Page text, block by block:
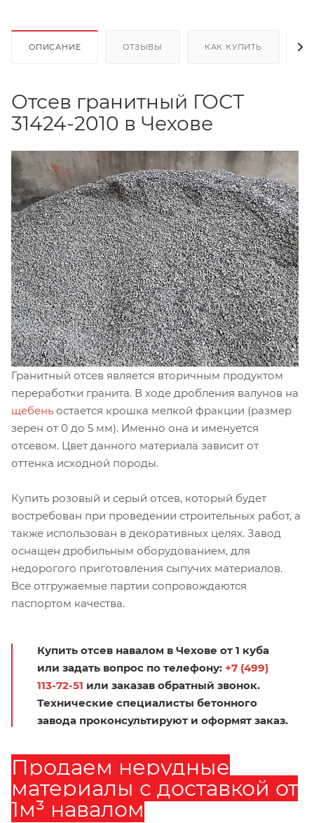
ОПИСАНИЕ ОТЗЫВЫ КАК КУПИТЬ
Отсев гранитный ГОСТ
31424-2010 в Чехове
Гранитный отсев является вторичным продуктом
переработки гранита. В ходе дробления валунов на
щебень остается крошка мелкой фракции (размер
зерен от 0 до 5 мм). Именно она и именуется
отсевом. Цвет данного материала зависит от
оттенка исходной породы.
Купить розовый и серый отсев, который будет
востребован при проведении строительных работ, а
также использован в декоративных целях. Завод
оснащен дробильным оборудованием, для
недорогого приготовления сыпучих материалов.
Все отгружаемые партии сопровождаются
паспортом качества.
Купить отсев навалом в Чехове от 1 куба
или задать вопрос по телефону: +7 (499)
113-72-51 или заказав обратный звонок.
Технические специалисты бетонного
завода проконсультируют и оформят заказ.
Продаем нерудные
материалы с доставкой от
1м³ навалом